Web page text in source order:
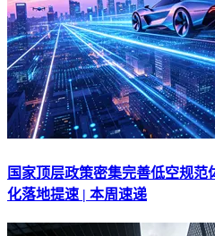
国家顶层政策密集完善低空规
化落地提速 | 本周速递